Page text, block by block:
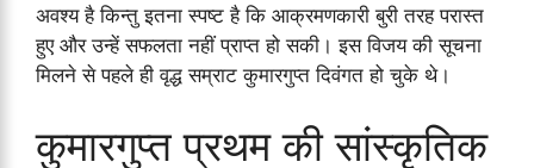
अवश्य है किन्तु इतना स्पष्ट है कि आक्रमणकारी बुरी तरह परास्त
हुए और उन्हें सफलता नहीं प्राप्त हो सकी। इस विजय की सूचना
मिलने से पहले ही वृद्ध सम्राट कुमारगुप्त दिवंगत हो चुके थे।
कुमारगुप्त प्रथम की सांस्कृतिक